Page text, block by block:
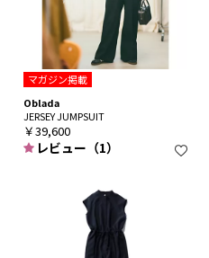
マガジン掲載
Oblada
JERSEY JUMPSUIT
￥39,600
レビュー（1）